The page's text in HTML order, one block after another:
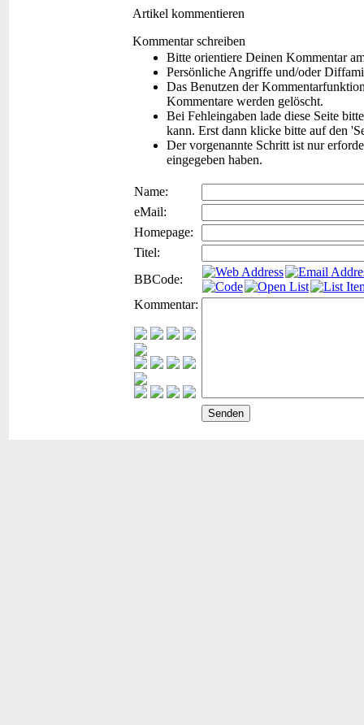
Artikel kommentieren
Kommentar schreiben
Bitte orientiere Deinen Kommentar
Persönliche Angriffe und/oder
Das Benutzen der
Kommentare werden gelöscht.
Bei Fehleingaben lade diese Seite
kann. Erst dann klicke bitte auf den
Der vorgenannte Schritt ist nur
eingegeben haben.
Name:
eMail:
Homepage:
Titel:
BBCode:
Kommentar: